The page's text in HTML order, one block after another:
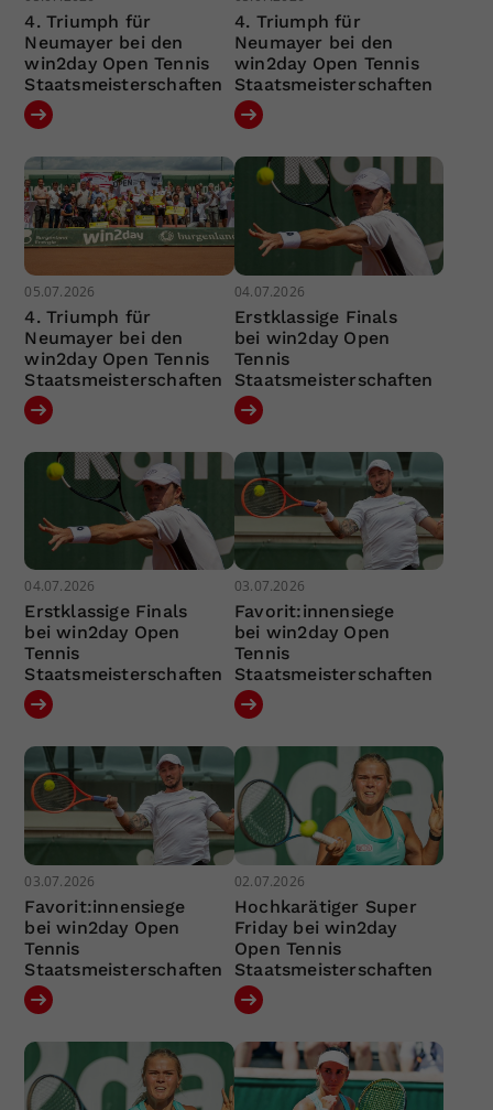
4. Triumph für
Neumayer bei den
win2day Open Tennis
Staatsmeisterschaften
4. Triumph für
Neumayer bei den
win2day Open Tennis
Staatsmeisterschaften
05.07.2026
4. Triumph für
Neumayer bei den
win2day Open Tennis
Staatsmeisterschaften
04.07.2026
Erstklassige Finals
bei win2day Open
Tennis
Staatsmeisterschaften
04.07.2026
Erstklassige Finals
bei win2day Open
Tennis
Staatsmeisterschaften
03.07.2026
Favorit:innensiege
bei win2day Open
Tennis
Staatsmeisterschaften
03.07.2026
Favorit:innensiege
bei win2day Open
Tennis
Staatsmeisterschaften
02.07.2026
Hochkarätiger Super
Friday bei win2day
Open Tennis
Staatsmeisterschaften